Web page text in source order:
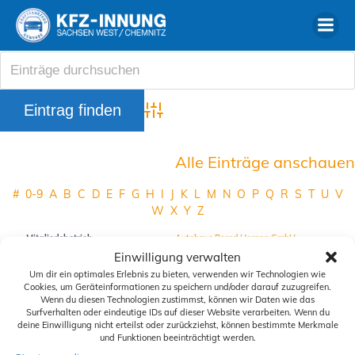
Einwilligung verwalten
Um dir ein optimales Erlebnis zu bieten, verwenden wir Technologien wie
Cookies, um Geräteinformationen zu speichern und/oder darauf zuzugreifen.
Wenn du diesen Technologien zustimmst, können wir Daten wie das
Surfverhalten oder eindeutige IDs auf dieser Website verarbeiten. Wenn du
deine Einwilligung nicht erteilst oder zurückziehst, können bestimmte Merkmale
und Funktionen beeinträchtigt werden.
Advanced Search
Alle Einträge anschauen
# 0-9 A B C D E F G H I J K L M N O P Q R S T U V
W X Y Z
Mitgliedsbetrieb
Autohaus Bernd Herzog GmbH
Falkenau
Website
https://www.ford-herzog-floeha.de
Telefon
+49 3726 2740